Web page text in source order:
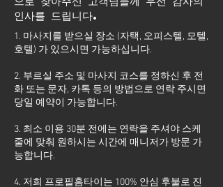
인사를 드립니다.
1. 마사지를 받으실 장소 (자택, 오피스텔, 모텔,
호텔) 가 있으시면 가능하십니다.
2. 부르실 주소 및 마사지 코스를 정하신 후 전
화 또는 문자, 카톡 등의 방법으로 연락 주시면
당일 예약이 가능합니다.
3. 최소 이용 30분 전에는 연락을 주셔야 스케
줄에 맞춰 원하시는 시간에 매니저가 방문 가
능합니다.
4. 저희 프로필홈타이는 100% 안심 후불로 진